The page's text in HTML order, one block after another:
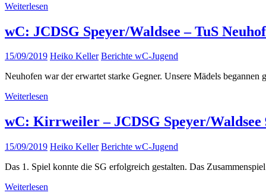
Weiterlesen
wC: JCDSG Speyer/Waldsee – TuS
15/09/2019 Heiko Keller Berichte wC-Jugend
Neuhofen war der erwartet starke Gegner. Unsere Mädels
Weiterlesen
wC: Kirrweiler – JCDSG Speyer/Waldsee
15/09/2019 Heiko Keller Berichte wC-Jugend
Das 1. Spiel konnte die SG erfolgreich gestalten. Das
Weiterlesen